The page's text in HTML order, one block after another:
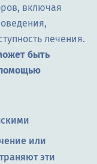
включая
лечения.
быть
или
эти